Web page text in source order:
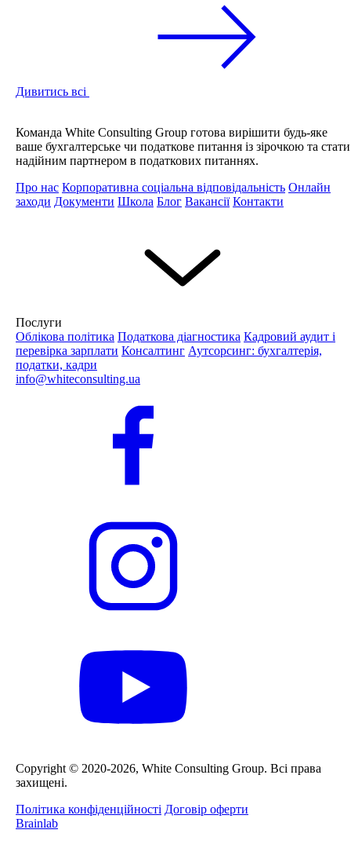
Дивитись всі
Команда White Consulting Group готова вирішити будь-яке
ваше бухгалтерське чи податкове питання із зірочкою та стати
надійним партнером в податкових питаннях.
Про нас Корпоративна соціальна відповідальність Онлайн
заходи Документи Школа Блог Вакансії Контакти
Послуги
Облікова політика Податкова діагностика Кадровий аудит і
перевірка зарплати Консалтинг Аутсорсинг: бухгалтерія,
податки, кадри
info@whiteconsulting.ua
Сopyright © 2020-2026, White Consulting Group. Всі права
захищені.
Політика конфіденційності Договір оферти
Brainlab